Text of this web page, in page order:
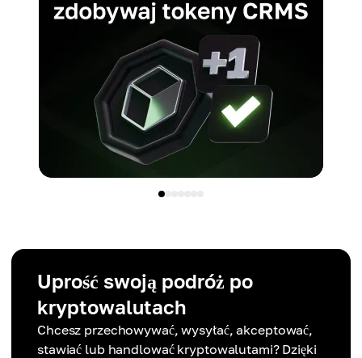
Uprość swoją podróż po
kryptowalutach
Chcesz przechowywać, wysyłać, akceptować,
stawiać lub handlować kryptowalutami? Dzięki